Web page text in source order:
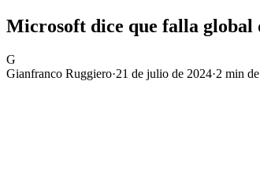
Microsoft dice que falla global
G
Gianfranco Ruggiero·21 de julio de 2024·2 min